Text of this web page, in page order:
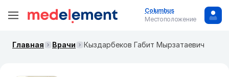
Columbus
Местоположение
Главная Врачи Кыздарбеков Габит Мырзатаевич